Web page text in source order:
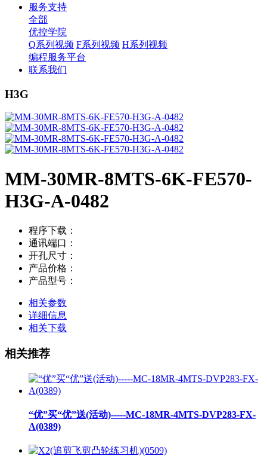
服务支持
全部
优控学院
Q系列视频 F系列视频 H系列视频
编程服务平台
联系我们
H3G
MM-30MR-8MTS-6K-FE570-
H3G-A-0482
程序下载：
通讯端口：
开孔尺寸：
产品价格：
产品型号：
相关参数
详细信息
相关下载
相关推荐
“优”买“优”送(活动)-----MC-18MR-4MTS-DVP283-FX-
A(0389)